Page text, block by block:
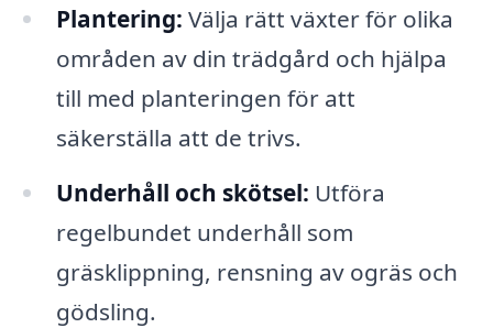
Plantering: Välja rätt växter för olika
områden av din trädgård och hjälpa
till med planteringen för att
säkerställa att de trivs.
Underhåll och skötsel: Utföra
regelbundet underhåll som
gräsklippning, rensning av ogräs och
gödsling.